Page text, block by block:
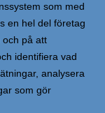
som med
en hel del företag
och på att
identifiera vad
analysera
som gör